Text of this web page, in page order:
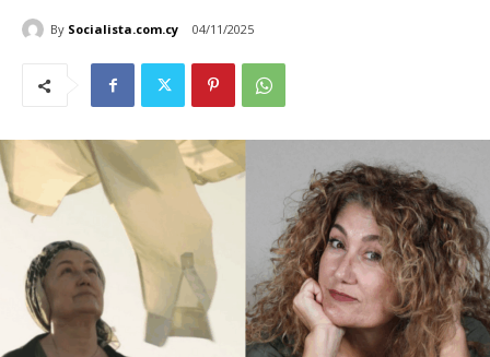
By Socialista.com.cy 04/11/2025